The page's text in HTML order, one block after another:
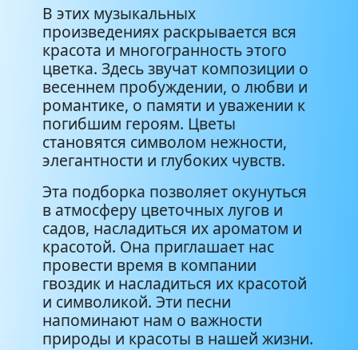
В этих музыкальных
произведениях раскрывается вся
красота и многогранность этого
цветка. Здесь звучат композиции о
весеннем пробуждении, о любви и
романтике, о памяти и уважении к
погибшим героям. Цветы
становятся символом нежности,
элегантности и глубоких чувств.
Эта подборка позволяет окунуться
в атмосферу цветочных лугов и
садов, насладиться их ароматом и
красотой. Она приглашает нас
провести время в компании
гвоздик и насладиться их красотой
и символикой. Эти песни
напоминают нам о важности
природы и красоты в нашей жизни.